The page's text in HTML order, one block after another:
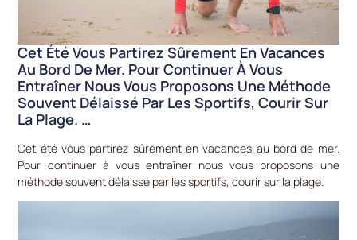
Cet Été Vous Partirez Sûrement En Vacances
Au Bord De Mer. Pour Continuer À Vous
Entraîner Nous Vous Proposons Une Méthode
Souvent Délaissé Par Les Sportifs, Courir Sur
La Plage. …
Cet été vous partirez sûrement en vacances au bord de mer.
Pour continuer à vous entraîner nous vous proposons une
méthode souvent délaissé par les sportifs, courir sur la plage.